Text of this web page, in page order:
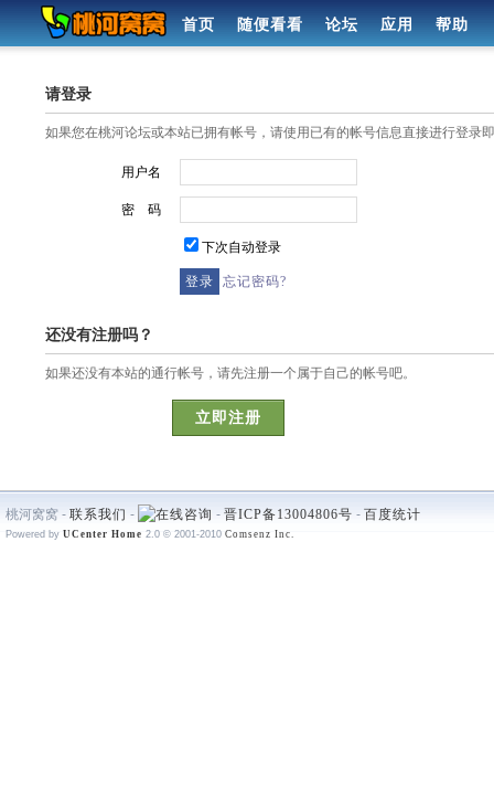
首页 随便看看 论坛 应用 帮助
请登录
如果您在桃河论坛或本站已拥有帐号，请使用已有的帐号信息直接进行登录
用户名
密 码
下次自动登录
忘记密码?
还没有注册吗？
如果还没有本站的通行帐号，请先注册一个属于自己的帐号吧。
立即注册
桃河窝窝 - 联系我们 - - 晋ICP备13004806号 - 百度统计
Powered by UCenter Home 2.0 © 2001-2010 Comsenz Inc.